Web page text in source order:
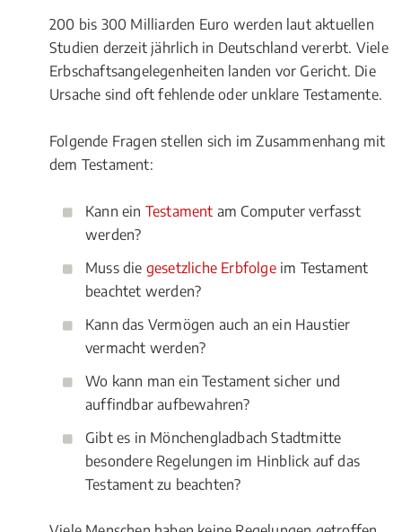
200 bis 300 Milliarden Euro werden laut aktuellen
Studien derzeit jährlich in Deutschland vererbt. Viele
Erbschaftsangelegenheiten landen vor Gericht. Die
Ursache sind oft fehlende oder unklare Testamente.
Folgende Fragen stellen sich im Zusammenhang mit
dem Testament:
Kann ein Testament am Computer verfasst
werden?
Muss die gesetzliche Erbfolgeim Testament
beachtet werden?
Kann das Vermögen auch an ein Haustier
vermacht werden?
Wo kann man ein Testament sicher und
auffindbar aufbewahren?
Gibt es in Mönchengladbach Stadtmitte
besondere Regelungen im Hinblick auf das
Testament zu beachten?